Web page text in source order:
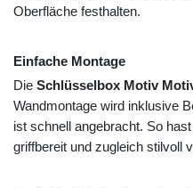
Oberfläche festhalten.
Einfache Montage
Die Schlüsselbox Motiv
Wandmontage wird inklusive
ist schnell angebracht. So
griffbereit und zugleich stilvoll